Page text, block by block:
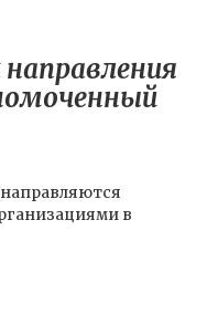
направления
в